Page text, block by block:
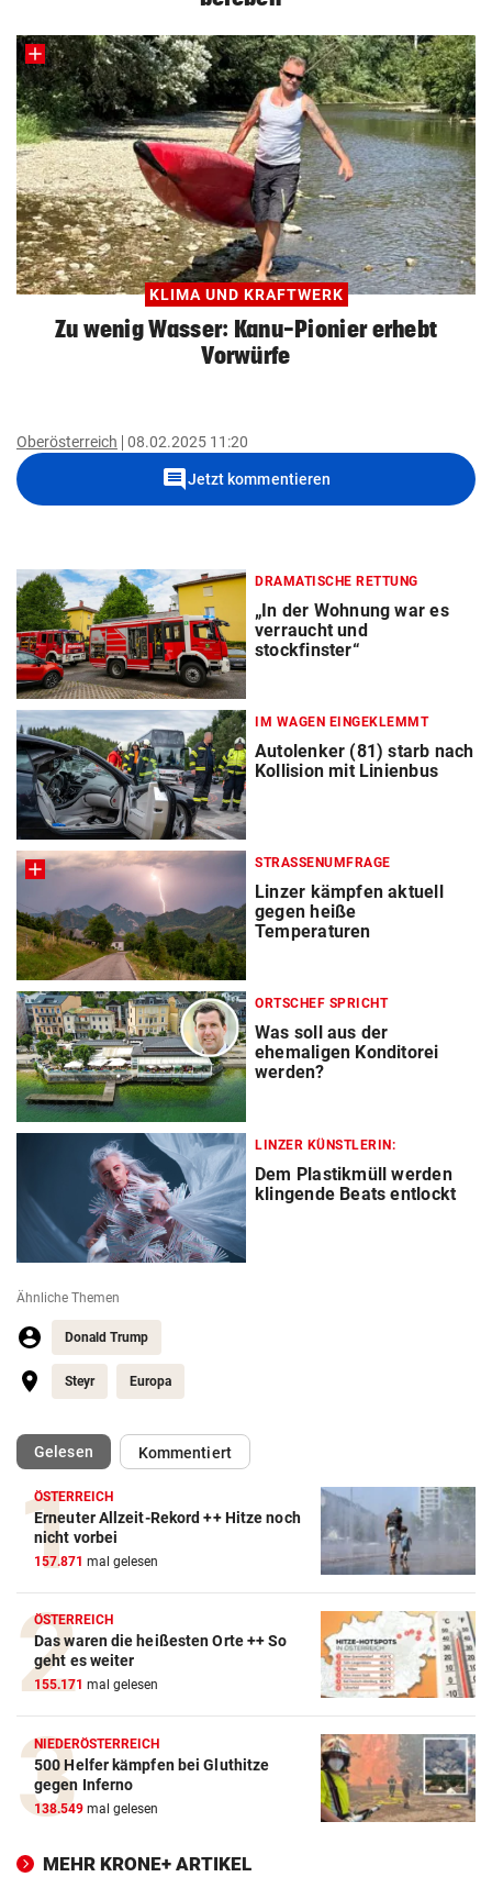
KLIMA UND KRAFTWERK
Zu wenig Wasser: Kanu-Pionier erhebt
Vorwürfe
Oberösterreich 08.02.2025 11:20
commentJetzt kommentieren
DRAMATISCHE RETTUNG
„In der Wohnung war es
verraucht und
stockfinster“
IM WAGEN EINGEKLEMMT
Autolenker (81) starb nach
Kollision mit Linienbus
STRASSENUMFRAGE
Linzer kämpfen aktuell
gegen heiße
Temperaturen
ORTSCHEF SPRICHT
Was soll aus der
ehemaligen Konditorei
werden?
LINZER KÜNSTLERIN:
Dem Plastikmüll werden
klingende Beats entlockt
Ähnliche Themen
Donald Trump
Steyr Europa
Gelesen(ausgewählt)Kommentiert
ÖSTERREICH
Erneuter Allzeit-Rekord ++ Hitze noch
nicht vorbei
157.871 mal gelesen
ÖSTERREICH
Das waren die heißesten Orte ++ So
geht es weiter
155.171 mal gelesen
NIEDERÖSTERREICH
500 Helfer kämpfen bei Gluthitze
gegen Inferno
138.549 mal gelesen
MEHR KRONE+ ARTIKEL